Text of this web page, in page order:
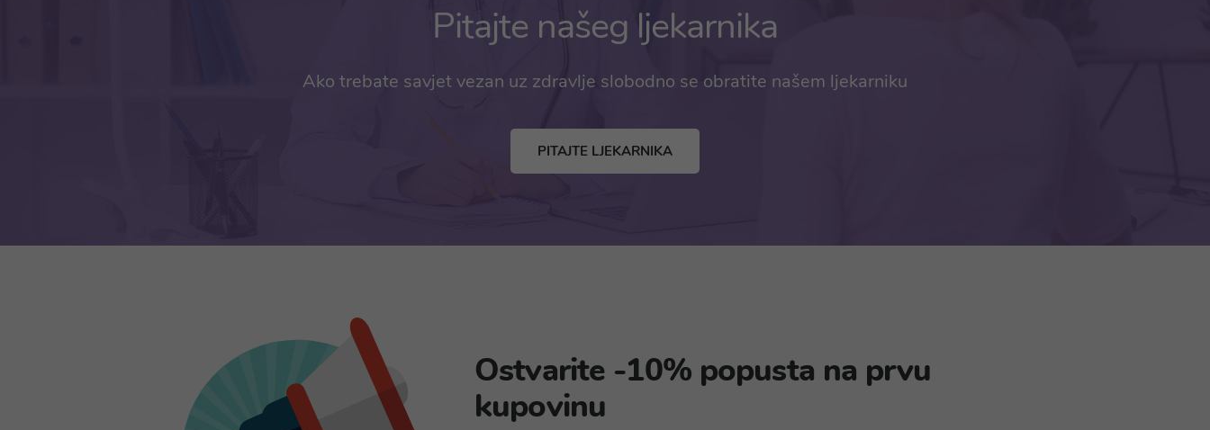
Pitajte našeg ljekarnika
Ako trebate savjet vezan uz zdravlje slobodno se obratite našem ljekarniku
PITAJTE LJEKARNIKA
Ostvarite -10% popusta na prvu
kupovinu